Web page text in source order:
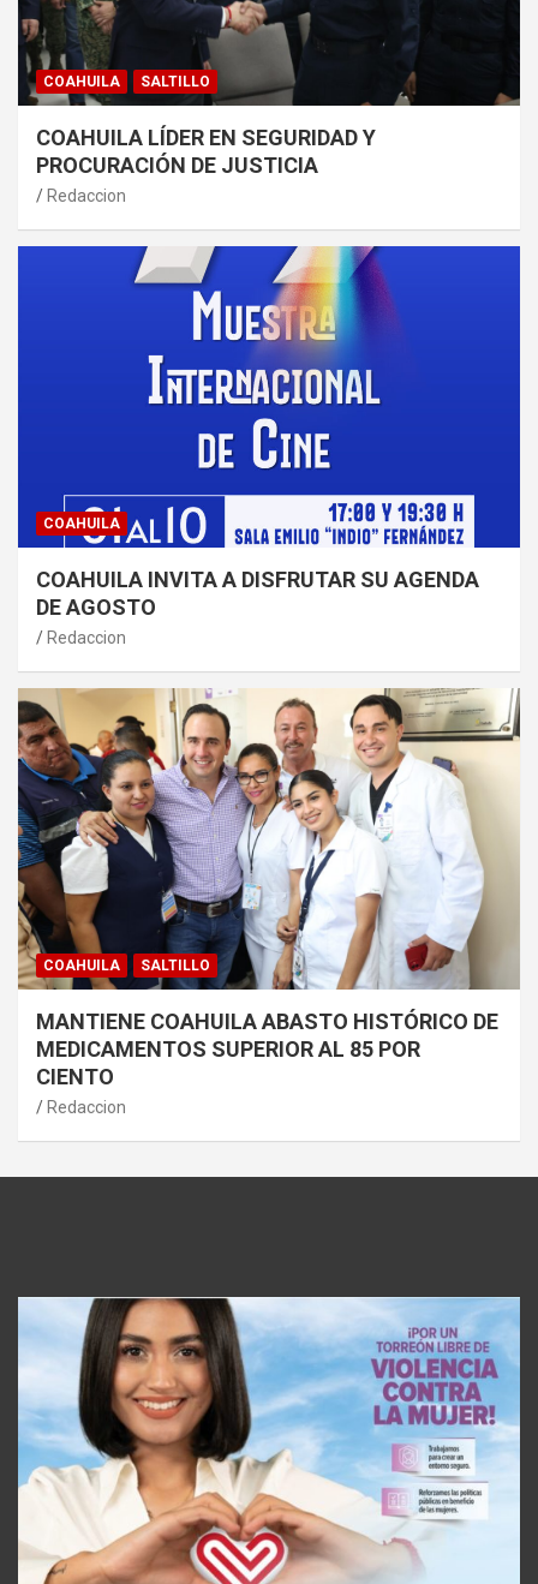
COAHUILA SALTILLO
COAHUILA LÍDER EN SEGURIDAD Y
PROCURACIÓN DE JUSTICIA
Redaccion
COAHUILA
COAHUILA INVITA A DISFRUTAR SU AGENDA
DE AGOSTO
Redaccion
COAHUILA SALTILLO
MANTIENE COAHUILA ABASTO HISTÓRICO DE
MEDICAMENTOS SUPERIOR AL 85 POR
CIENTO
Redaccion